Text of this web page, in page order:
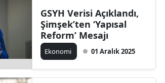
GSYH Verisi Açıklandı,
Şimşek’ten ‘Yapısal
Reform’ Mesajı
Ekonomi 01 Aralık 2025